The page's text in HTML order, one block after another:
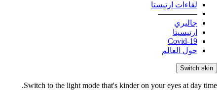
لقاءات ارتيستا
—————
جاليري
ارتيسيتا
Covid-19
حول العالم
Switch skin
Switch to the light mode that's kinder on your eyes at day time.